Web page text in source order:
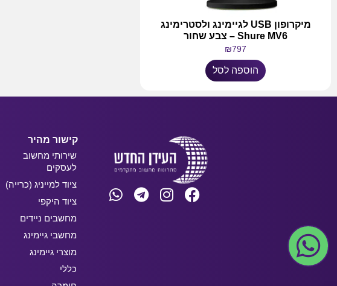
מיקרופון USB לגיימינג ולסטרימינג
Shure MV6 – צבע שחור
₪797
הוספה לסל
קישור מהיר
שירותי מחשוב
לעסקים
ציוד למייניג (כרייה)
ציוד היקפי
מחשבים ניידים
מחשבי גיימינג
מוצרי גיימינג
כללי